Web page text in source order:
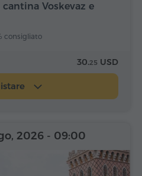
cantina Voskevaz e
consigliato
30.25 USD
2026 - 09:00